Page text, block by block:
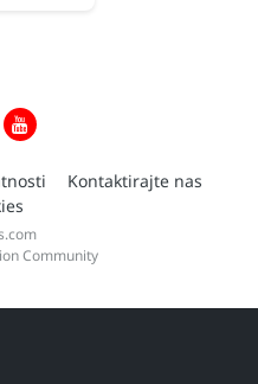
Kontaktirajte nas
Community